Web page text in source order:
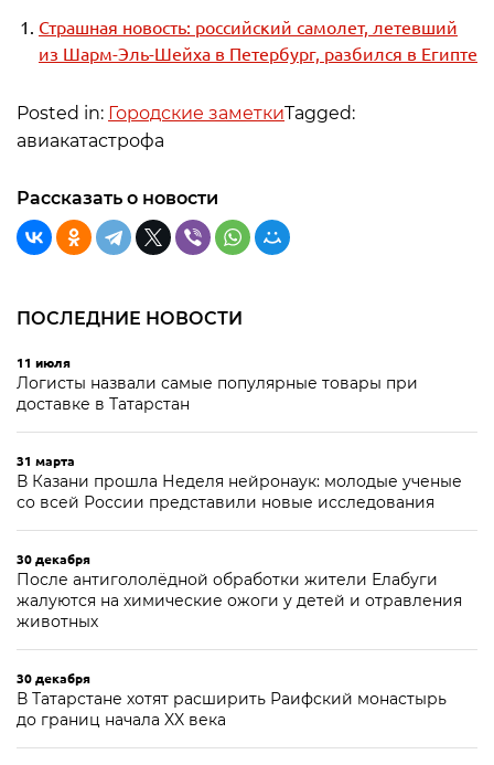
Страшная новость: российский самолет, летевший
из Шарм-Эль-Шейха в Петербург, разбился в Египте
Posted in: Городские заметкиTagged:
авиакатастрофа
Рассказать о новости
ПОСЛЕДНИЕ НОВОСТИ
11 июля
Логисты назвали самые популярные товары при
доставке в Татарстан
31 марта
В Казани прошла Неделя нейронаук: молодые ученые
со всей России представили новые исследования
30 декабря
После антигололёдной обработки жители Елабуги
жалуются на химические ожоги у детей и отравления
животных
30 декабря
В Татарстане хотят расширить Раифский монастырь
до границ начала XX века